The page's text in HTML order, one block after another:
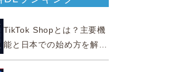
TikTok Shopとは？主要機
能と日本での始め方を解説
｜公式認定パートナー